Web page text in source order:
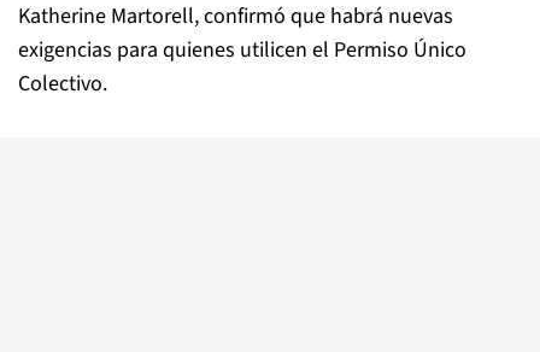
Katherine Martorell, confirmó que habrá nuevas
exigencias para quienes utilicen el Permiso Único
Colectivo.